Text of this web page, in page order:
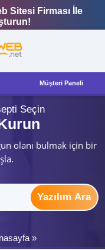
Sitesi Firması İle
Müşteri Paneli
Seçin
olanı bulmak için bir
Yazılım Ara
»